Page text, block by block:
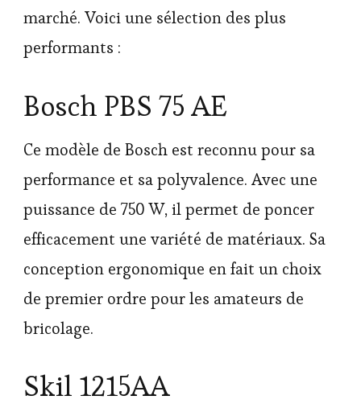
marché. Voici une sélection des plus
performants :
Bosch PBS 75 AE
Ce modèle de Bosch est reconnu pour sa
performance et sa polyvalence. Avec une
puissance de 750 W, il permet de poncer
efficacement une variété de matériaux. Sa
conception ergonomique en fait un choix
de premier ordre pour les amateurs de
bricolage.
Skil 1215AA